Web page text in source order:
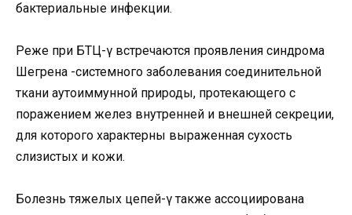
бактериальные инфекции.
Реже при БТЦ-γ встречаются проявления синдрома
Шегрена -системного заболевания соединительной
ткани аутоиммунной природы, протекающего с
поражением желез внутренней и внешней секреции,
для которого характерны выраженная сухость
слизистых и кожи.
Болезнь тяжелых цепей-γ также ассоциирована